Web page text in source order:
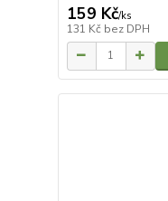
159 Kč/ks
131 Kč bez DPH